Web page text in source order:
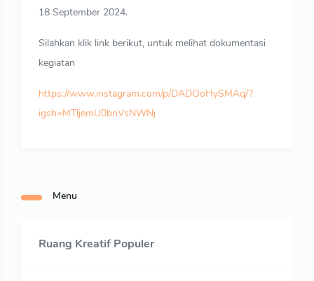
18 September 2024.
Silahkan klik link berikut, untuk melihat dokumentasi
kegiatan
https://www.instagram.com/p/DADOoHySMAq/?
igsh=MTljemU0bnVsNWNj
Menu
Ruang Kreatif Populer